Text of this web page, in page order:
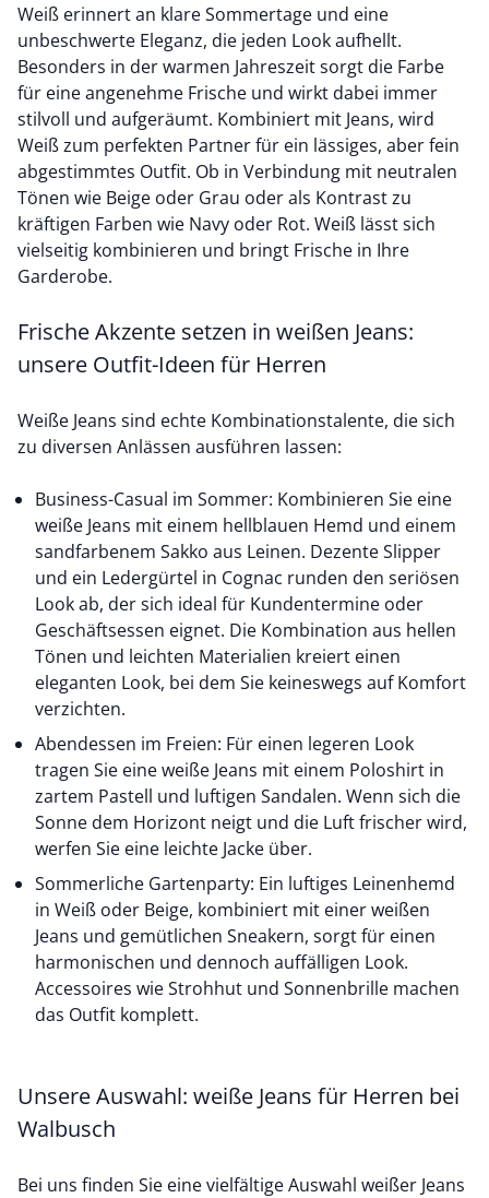
Weiß erinnert an klare Sommertage und eine
unbeschwerte Eleganz, die jeden Look aufhellt.
Besonders in der warmen Jahreszeit sorgt die Farbe
für eine angenehme Frische und wirkt dabei immer
stilvoll und aufgeräumt. Kombiniert mit Jeans, wird
Weiß zum perfekten Partner für ein lässiges, aber fein
abgestimmtes Outfit. Ob in Verbindung mit neutralen
Tönen wie Beige oder Grau oder als Kontrast zu
kräftigen Farben wie Navy oder Rot. Weiß lässt sich
vielseitig kombinieren und bringt Frische in Ihre
Garderobe.
Frische Akzente setzen in weißen Jeans:
unsere Outfit-Ideen für Herren
Weiße Jeans sind echte Kombinationstalente, die sich
zu diversen Anlässen ausführen lassen:
Business-Casual im Sommer: Kombinieren Sie eine
weiße Jeans mit einem hellblauen Hemd und einem
sandfarbenem Sakko aus Leinen. Dezente Slipper
und ein Ledergürtel in Cognac runden den seriösen
Look ab, der sich ideal für Kundentermine oder
Geschäftsessen eignet. Die Kombination aus hellen
Tönen und leichten Materialien kreiert einen
eleganten Look, bei dem Sie keineswegs auf Komfort
verzichten.
Abendessen im Freien: Für einen legeren Look
tragen Sie eine weiße Jeans mit einem Poloshirt in
zartem Pastell und luftigen Sandalen. Wenn sich die
Sonne dem Horizont neigt und die Luft frischer wird,
werfen Sie eine leichte Jacke über.
Sommerliche Gartenparty: Ein luftiges Leinenhemd
in Weiß oder Beige, kombiniert mit einer weißen
Jeans und gemütlichen Sneakern, sorgt für einen
harmonischen und dennoch auffälligen Look.
Accessoires wie Strohhut und Sonnenbrille machen
das Outfit komplett.
Unsere Auswahl: weiße Jeans für Herren bei
Walbusch
Bei uns finden Sie eine vielfältige Auswahl weißer Jeans